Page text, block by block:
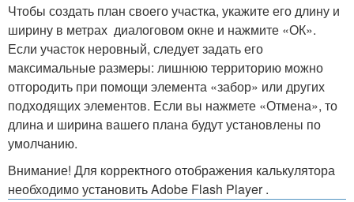
Чтобы создать план своего участка, укажите его длину и
ширину в метрах диалоговом окне и нажмите «ОК».
Если участок неровный, следует задать его
максимальные размеры: лишнюю территорию можно
отгородить при помощи элемента «забор» или других
подходящих элементов. Если вы нажмете «Отмена», то
длина и ширина вашего плана будут установлены по
умолчанию.
Внимание! Для корректного отображения калькулятора
необходимо установить Adobe Flash Player .